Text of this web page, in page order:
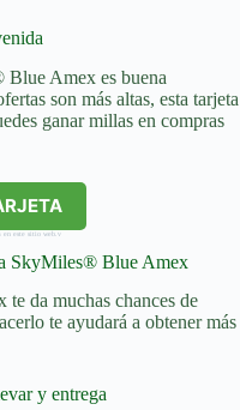
Amex es buena
son más altas, esta tarjeta
ganar millas en compras
en este sitio web.v
SkyMiles® Blue Amex
da muchas chances de
te ayudará a obtener más
y entrega